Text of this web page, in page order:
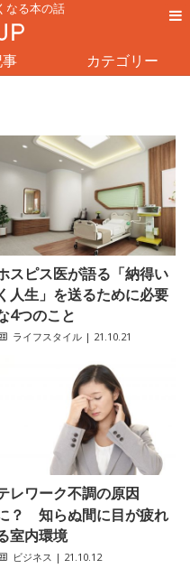
なる本の話
カテゴリー
スピス医が語る「納得い
く人生」を送るために必要
4つのこと
ライフスタイル | 21.10.21
レワーク不調の原因
？ 知らぬ間に目が疲れ
室内環境
ビジネス | 21.10.12